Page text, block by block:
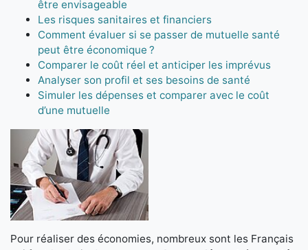
être envisageable
Les risques sanitaires et financiers
Comment évaluer si se passer de mutuelle santé
peut être économique ?
Comparer le coût réel et anticiper les imprévus
Analyser son profil et ses besoins de santé
Simuler les dépenses et comparer avec le coût
d’une mutuelle
Pour réaliser des économies, nombreux sont les Français